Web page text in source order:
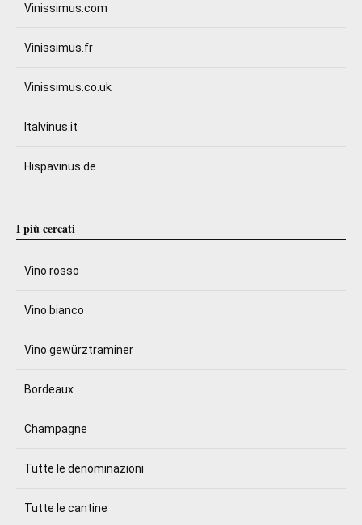
Vinissimus.com
Vinissimus.fr
Vinissimus.co.uk
Italvinus.it
Hispavinus.de
I più cercati
Vino rosso
Vino bianco
Vino gewürztraminer
Bordeaux
Champagne
Tutte le denominazioni
Tutte le cantine